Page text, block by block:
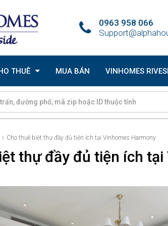
0963 958 066
THUÊ MUA BÁN VINHOMES
Cho thuê biệt thự đầy đủ tiện ích tại Vinhomes Harmony
thự đầy đủ tiện ích